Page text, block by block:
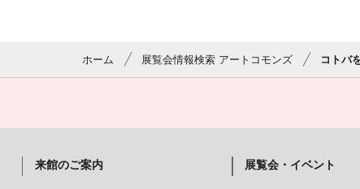
ホーム 展覧会情報検索 アートコモンズ コトバ
来館のご案内 展覧会・イベント